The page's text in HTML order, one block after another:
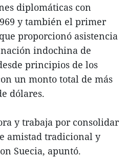
diplomáticas con
y también el primer
proporcionó asistencia
indochina de
principios de los
un monto total de más
dólares.
y trabaja por consolidar
amistad tradicional y
Suecia, apuntó.